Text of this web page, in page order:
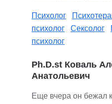
Психолог
психолог
Сексолог
психолог
Ph.D.st Коваль
Анатольевич
Еще вчера он бежал